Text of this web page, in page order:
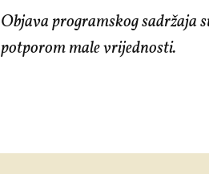
Objava programskog sadržaja
potporom male vrijednosti.